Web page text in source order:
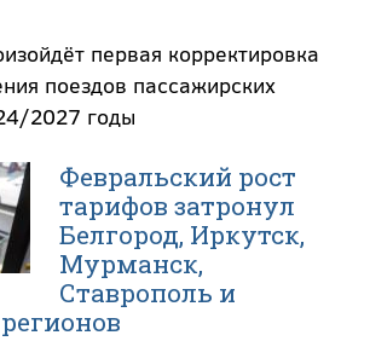
первая корректировка
поездов пассажирских
2027 годы
Февральский рост
тарифов затронул
Белгород, Иркутск,
Мурманск,
Ставрополь и